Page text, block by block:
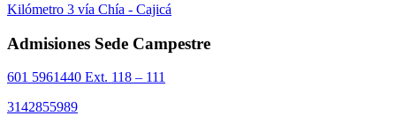
Kilómetro 3 vía Chía - Cajicá
Admisiones Sede Campestre
601 5961440 Ext. 118 – 111
3142855989